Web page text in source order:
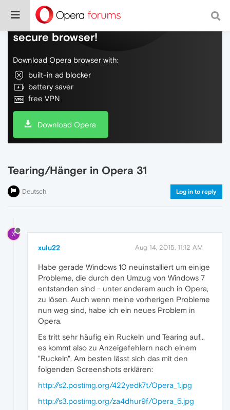
Do more on the web, with a fast and
secure browser!
Download Opera browser with:
built-in ad blocker
battery saver
free VPN
Download Opera
Tearing/Hänger in Opera 31
Deutsch Log in to reply
X
xulu22 Aug 14, 2015, 11:12 AM
Habe gerade Windows 10 neuinstalliert um einige
Probleme, die durch den Umzug von Windows 7
entstanden sind - unter anderem auch in Opera,
zu lösen. Auch wenn meine vorherigen Probleme
nun weg sind, habe ich ein neues Problem in
Opera.
Es tritt sehr häufig ein Ruckeln und Tearing auf...
es kommt also zu Anzeigefehlern nach einem
"Ruckeln". Am besten lässt sich das mit den
folgenden Screenshots erklären:
http://s2.postimg.org/422yedk7t/Opera_1.jpg
http://s3.postimg.org/za4dhur9f/Opera_5.jpg